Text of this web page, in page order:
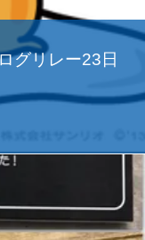
グリレー23日